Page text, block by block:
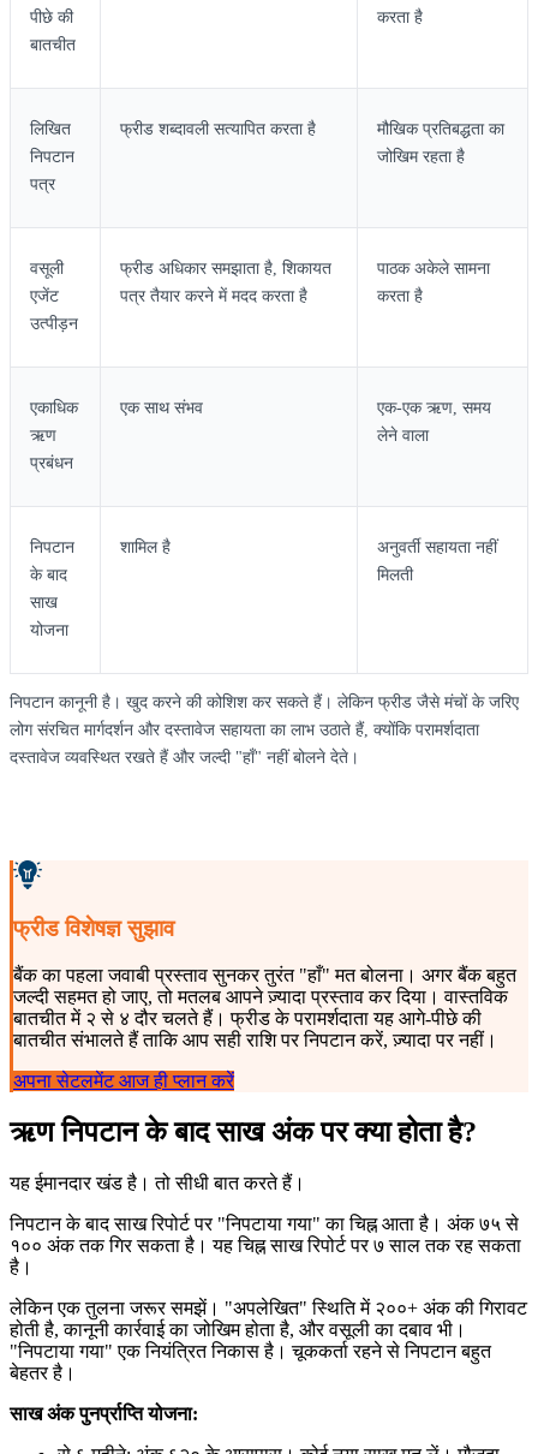
पीछे की
बातचीत
करता है
लिखित
निपटान
पत्र
फ्रीड शब्दावली सत्यापित करता है
मौखिक प्रतिबद्धता का
जोखिम रहता है
वसूली
एजेंट
उत्पीड़न
फ्रीड अधिकार समझाता है, शिकायत
पत्र तैयार करने में मदद करता है
पाठक अकेले सामना
करता है
एकाधिक
ऋण
प्रबंधन
एक साथ संभव
एक-एक ऋण, समय
लेने वाला
निपटान
के बाद
साख
योजना
शामिल है
अनुवर्ती सहायता नहीं
मिलती
निपटान कानूनी है। खुद करने की कोशिश कर सकते हैं। लेकिन फ्रीड जैसे मंचों के जरिए
लोग संरचित मार्गदर्शन और दस्तावेज सहायता का लाभ उठाते हैं, क्योंकि परामर्शदाता
दस्तावेज व्यवस्थित रखते हैं और जल्दी "हाँ" नहीं बोलने देते।
फ्रीड विशेषज्ञ सुझाव
बैंक का पहला जवाबी प्रस्ताव सुनकर तुरंत "हाँ" मत बोलना। अगर बैंक बहुत
जल्दी सहमत हो जाए, तो मतलब आपने ज़्यादा प्रस्ताव कर दिया। वास्तविक
बातचीत में २ से ४ दौर चलते हैं। फ्रीड के परामर्शदाता यह आगे-पीछे की
बातचीत संभालते हैं ताकि आप सही राशि पर निपटान करें, ज़्यादा पर नहीं।
अपना सेटलमेंट आज ही प्लान करें
ऋण निपटान के बाद साख अंक पर क्या होता है?
यह ईमानदार खंड है। तो सीधी बात करते हैं।
निपटान के बाद साख रिपोर्ट पर "निपटाया गया" का चिह्न आता है। अंक ७५ से
१०० अंक तक गिर सकता है। यह चिह्न साख रिपोर्ट पर ७ साल तक रह सकता
है।
लेकिन एक तुलना जरूर समझें। "अपलेखित" स्थिति में २००+ अंक की गिरावट
होती है, कानूनी कार्रवाई का जोखिम होता है, और वसूली का दबाव भी।
"निपटाया गया" एक नियंत्रित निकास है। चूककर्ता रहने से निपटान बहुत
बेहतर है।
साख अंक पुनर्प्राप्ति योजना: